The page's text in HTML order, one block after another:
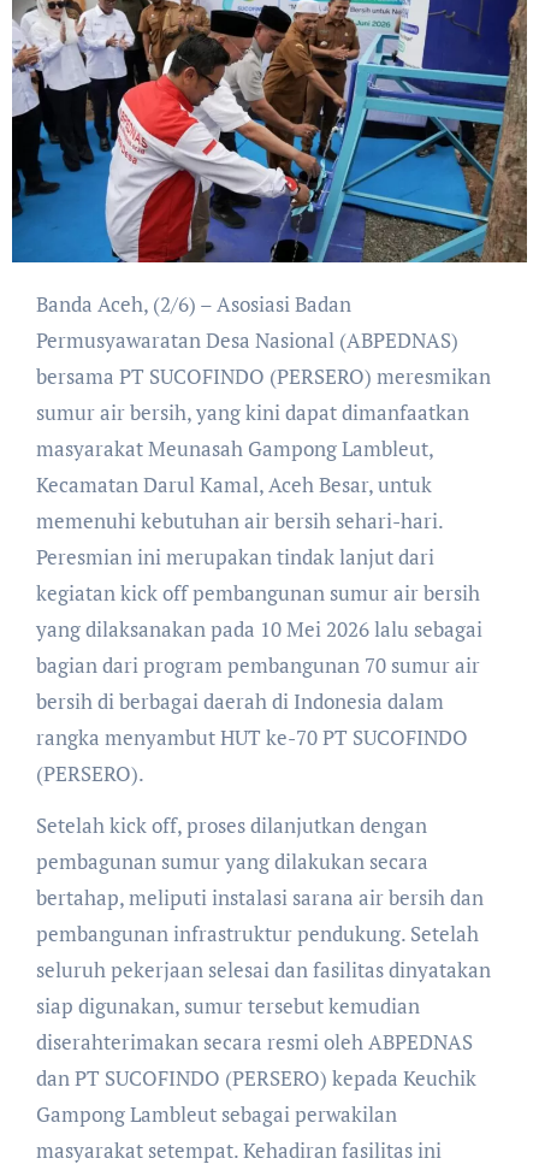
Banda Aceh, (2/6) – Asosiasi Badan
Permusyawaratan Desa Nasional (ABPEDNAS)
bersama PT SUCOFINDO (PERSERO) meresmikan
sumur air bersih, yang kini dapat dimanfaatkan
masyarakat Meunasah Gampong Lambleut,
Kecamatan Darul Kamal, Aceh Besar, untuk
memenuhi kebutuhan air bersih sehari-hari.
Peresmian ini merupakan tindak lanjut dari
kegiatan kick off pembangunan sumur air bersih
yang dilaksanakan pada 10 Mei 2026 lalu sebagai
bagian dari program pembangunan 70 sumur air
bersih di berbagai daerah di Indonesia dalam
rangka menyambut HUT ke-70 PT SUCOFINDO
(PERSERO).
Setelah kick off, proses dilanjutkan dengan
pembagunan sumur yang dilakukan secara
bertahap, meliputi instalasi sarana air bersih dan
pembangunan infrastruktur pendukung. Setelah
seluruh pekerjaan selesai dan fasilitas dinyatakan
siap digunakan, sumur tersebut kemudian
diserahterimakan secara resmi oleh ABPEDNAS
dan PT SUCOFINDO (PERSERO) kepada Keuchik
Gampong Lambleut sebagai perwakilan
masyarakat setempat. Kehadiran fasilitas ini